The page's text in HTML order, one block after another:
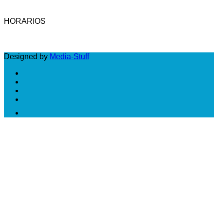
HORARIOS
Designed by Media-Stuff